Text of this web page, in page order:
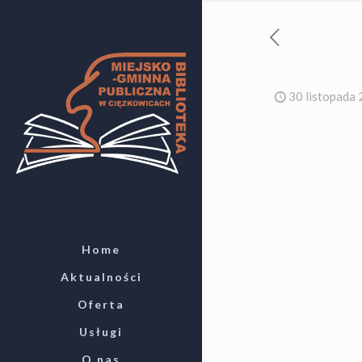
Home
Aktualności
Oferta
Usługi
O nas
30 listopada